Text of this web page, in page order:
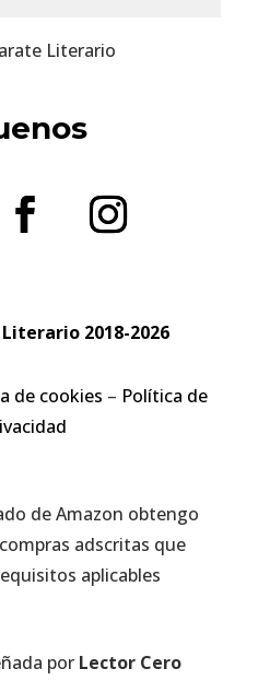
2018-2026
de cookies – Política de
de Amazon obtengo
adscritas que
aplicables
por Lector Cero